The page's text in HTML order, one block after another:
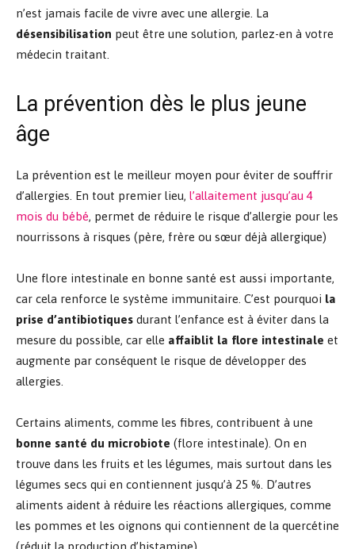
n’est jamais facile de vivre avec une allergie. La
désensibilisation peut être une solution, parlez-en à votre
médecin traitant.
La prévention dès le plus jeune
âge
La prévention est le meilleur moyen pour éviter de souffrir
d’allergies. En tout premier lieu, l’allaitement jusqu’au 4
mois du bébé, permet de réduire le risque d’allergie pour les
nourrissons à risques (père, frère ou sœur déjà allergique)
Une flore intestinale en bonne santé est aussi importante,
car cela renforce le système immunitaire. C’est pourquoi la
prise d’antibiotiques durant l’enfance est à éviter dans la
mesure du possible, car elle affaiblit la flore intestinale et
augmente par conséquent le risque de développer des
allergies.
Certains aliments, comme les fibres, contribuent à une
bonne santé du microbiote (flore intestinale). On en
trouve dans les fruits et les légumes, mais surtout dans les
légumes secs qui en contiennent jusqu’à 25 %. D’autres
aliments aident à réduire les réactions allergiques, comme
les pommes et les oignons qui contiennent de la quercétine
(réduit la production d’histamine).